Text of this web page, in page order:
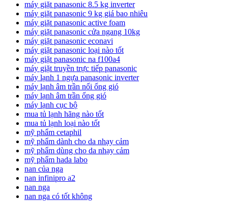
máy giặt panasonic 8.5 kg inverter
máy giặt panasonic 9 kg giá bao nhiêu
máy giặt panasonic active foam
máy giặt panasonic cửa ngang 10kg
máy giặt panasonic econavi
máy giặt panasonic loại nào tốt
máy giặt panasonic na f100a4
máy giặt truyền trực tiếp panasonic
máy lạnh 1 ngựa panasonic inverter
máy lạnh âm trần nối ống gió
máy lạnh âm trần ống gió
máy lạnh cục bộ
mua tủ lạnh hãng nào tốt
mua tủ lạnh loại nào tốt
mỹ phẩm cetaphil
mỹ phẩm dành cho da nhạy cảm
mỹ phẩm dùng cho da nhạy cảm
mỹ phẩm hada labo
nan của nga
nan infinipro a2
nan nga
nan nga có tốt không